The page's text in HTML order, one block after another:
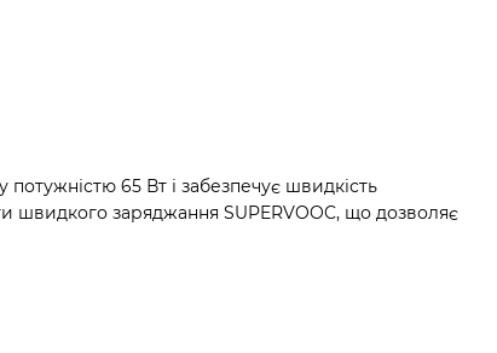
65 Вт і забезпечує швидкість
швидкого заряджання SUPERVOOC, що дозволяє